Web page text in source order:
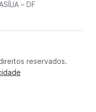
– DF
reservados.